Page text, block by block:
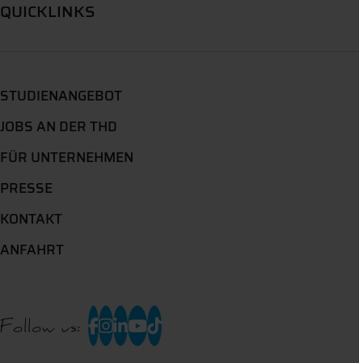
QUICKLINKS
STUDIENANGEBOT
JOBS AN DER THD
FÜR UNTERNEHMEN
PRESSE
KONTAKT
ANFAHRT
Follow us: